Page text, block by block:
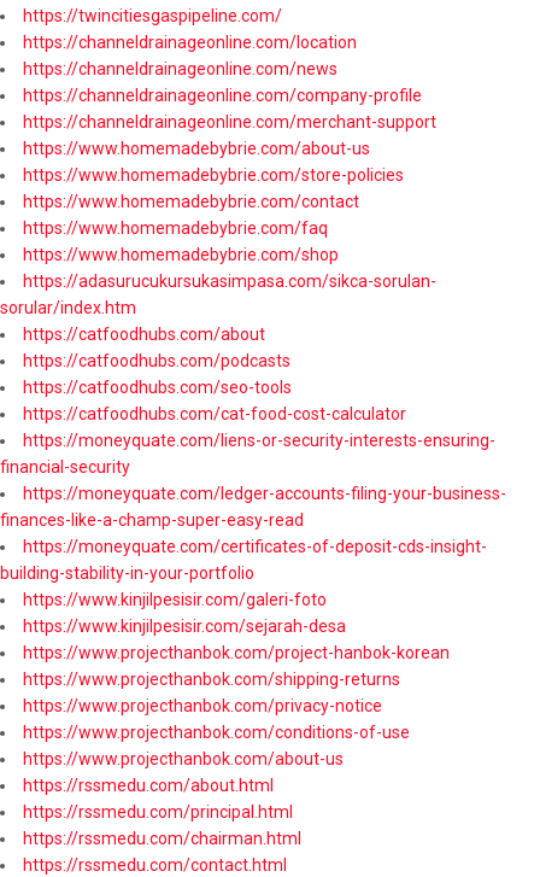
https://twincitiesgaspipeline.com/
https://channeldrainageonline.com/location
https://channeldrainageonline.com/news
https://channeldrainageonline.com/company-profile
https://channeldrainageonline.com/merchant-support
https://www.homemadebybrie.com/about-us
https://www.homemadebybrie.com/store-policies
https://www.homemadebybrie.com/contact
https://www.homemadebybrie.com/faq
https://www.homemadebybrie.com/shop
https://adasurucukursukasimpasa.com/sikca-sorulan-
sorular/index.htm
https://catfoodhubs.com/about
https://catfoodhubs.com/podcasts
https://catfoodhubs.com/seo-tools
https://catfoodhubs.com/cat-food-cost-calculator
https://moneyquate.com/liens-or-security-interests-ensuring-
financial-security
https://moneyquate.com/ledger-accounts-filing-your-business-
finances-like-a-champ-super-easy-read
https://moneyquate.com/certificates-of-deposit-cds-insight-
building-stability-in-your-portfolio
https://www.kinjilpesisir.com/galeri-foto
https://www.kinjilpesisir.com/sejarah-desa
https://www.projecthanbok.com/project-hanbok-korean
https://www.projecthanbok.com/shipping-returns
https://www.projecthanbok.com/privacy-notice
https://www.projecthanbok.com/conditions-of-use
https://www.projecthanbok.com/about-us
https://rssmedu.com/about.html
https://rssmedu.com/principal.html
https://rssmedu.com/chairman.html
https://rssmedu.com/contact.html